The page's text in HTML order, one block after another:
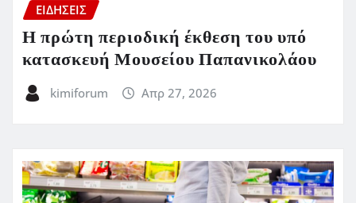
ΕΙΔΗΣΕΙΣ
Η πρώτη περιοδική έκθεση του υπό
κατασκευή Μουσείου Παπανικολάου
kimiforum Απρ 27, 2026